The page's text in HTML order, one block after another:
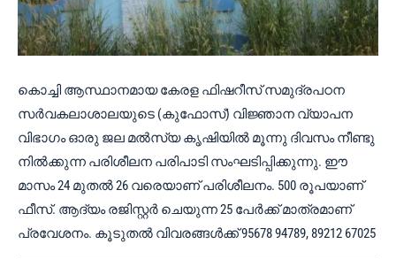
കൊച്ചി ആസ്ഥാനമായ കേരള ഫിഷറീസ് സമുദ്രപഠന
സർവകലാശാലയുടെ (കുഫോസ്) വിജ്ഞാന വ്യാപന
വിഭാഗം ഓരു ജല മൽസ്യ കൃഷിയിൽ മൂന്നു ദിവസം നീണ്ടു
നിൽക്കുന്ന പരിശീലന പരിപാടി സംഘടിപ്പിക്കുന്നു. ഈ
മാസം 24 മുതൽ 26 വരെയാണ് പരിശീലനം. 500 രൂപയാണ്
ഫീസ്. ആദ്യം രജിസ്റ്റർ ചെയുന്ന 25 പേർക്ക് മാത്രമാണ്
പ്രവേശനം. കൂടുതൽ വിവരങ്ങൾക്ക് 95678 94789, 89212 67025